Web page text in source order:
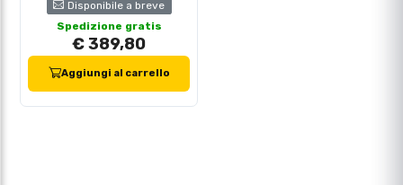
Disponibile a breve
Spedizione gratis
€ 389,80
Aggiungi al carrello